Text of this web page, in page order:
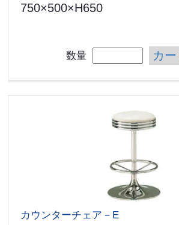
750×500×H650
数量 カ
カウンターチェア－E